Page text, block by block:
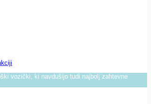
vozički, ki navdušijo tudi najbolj zahtevne